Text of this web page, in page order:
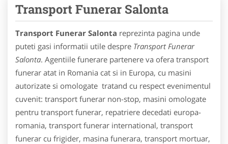
Transport Funerar Salonta
Transport Funerar Salonta reprezinta pagina unde
puteti gasi informatii utile despre Transport Funerar
Salonta. Agentiile funerare partenere va ofera transport
funerar atat in Romania cat si in Europa, cu masini
autorizate si omologate tratand cu respect evenimentul
cuvenit: transport funerar non-stop, masini omologate
pentru transport funerar, repatriere decedati europa-
romania, transport funerar international, transport
funerar cu frigider, masina funerara, transport mortuar,